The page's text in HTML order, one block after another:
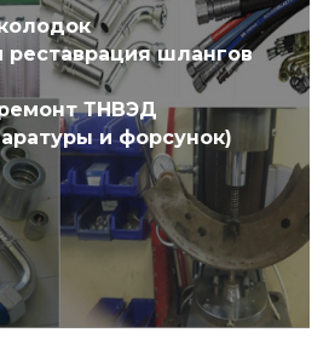
реставрация шлангов
ТНВЭД
и форсунок)